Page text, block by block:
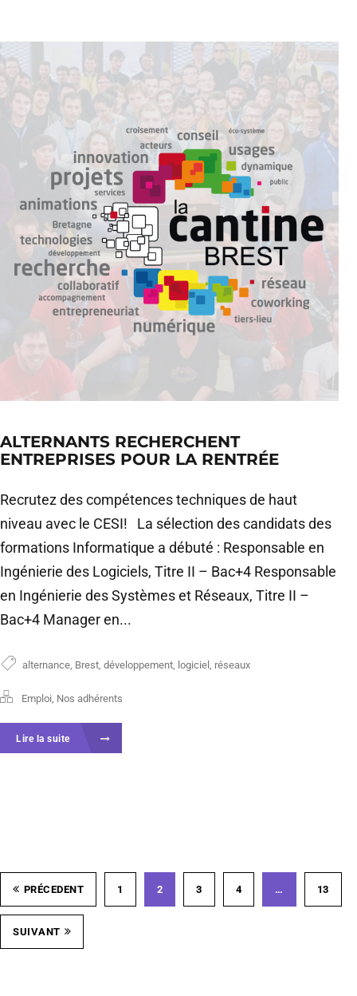
ALTERNANTS RECHERCHENT
ENTREPRISES POUR LA RENTRÉE
Recrutez des compétences techniques de haut
niveau avec le CESI! La sélection des candidats des
formations Informatique a débuté : Responsable en
Ingénierie des Logiciels, Titre II – Bac+4 Responsable
en Ingénierie des Systèmes et Réseaux, Titre II –
Bac+4 Manager en...
alternance Brest développement logiciel réseaux
Emploi Nos adhérents
Lire la suite
PRÉCEDENT 1 2 3 4 … 13
SUIVANT